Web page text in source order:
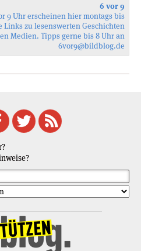
6 vor 9
9 Uhr erscheinen hier montags bis
Links zu lesenswerten Geschichten
Medien. Tipps gerne bis 8 Uhr an
6vor9@bildblog.de